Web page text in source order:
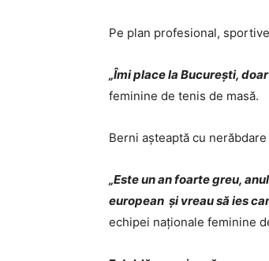
Pe plan profesional,
„Îmi place la București,
feminine de tenis de masă.
Berni așteaptă cu
„Este un an foarte greu,
european și vreau să ies
echipei naționale feminine